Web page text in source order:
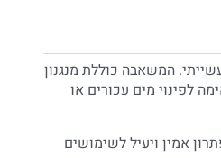
ביתי ותעשייתי. המשאבה כוללת מנגנון
לפינוי מים עכורים או
אמין ויעיל לשימושים